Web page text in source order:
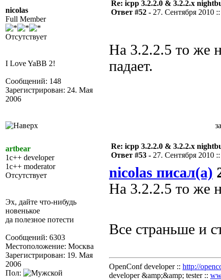
nicolas
Full Member
Отсутствует
I Love YaBB 2!
Сообщений: 148
Зарегистрирован: 24. Мая
2006
Re: icpp 3.2.2.0 & 3.2.2.x
Ответ #52 - 27. Сентября 2010
На 3.2.2.5 то же
падает.
artbear
1c++ developer
1c++ moderator
Отсутствует
Эх, дайте что-нибудь
новенькое
да полезное потести
Сообщений: 6303
Местоположение: Москва
Зарегистрирован: 19. Мая
2006
Пол:
Re: icpp 3.2.2.0 & 3.2.2.x
Ответ #53 - 27. Сентября 2010
nicolas писал(а)
На 3.2.2.5 то же
Все страньше и
OpenConf developer :: http://
developer &amp;&amp; tester ::